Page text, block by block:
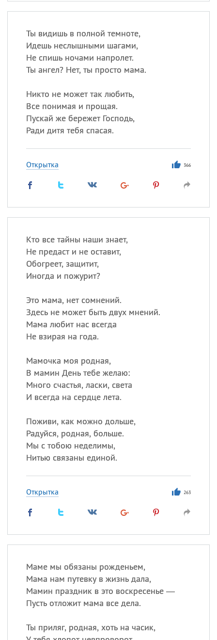
Ты видишь в полной темноте,
Идешь неслышными шагами,
Не спишь ночами напролет.
Ты ангел? Нет, ты просто мама.
Никто не может так любить,
Все понимая и прощая.
Пускай же бережет Господь,
Ради дитя тебя спасая.
Открытка 366
Кто все тайны наши знает,
Не предаст и не оставит,
Обогреет, защитит,
Иногда и пожурит?
Это мама, нет сомнений.
Здесь не может быть двух мнений.
Мама любит нас всегда
Не взирая на года.
Мамочка моя родная,
В мамин День тебе желаю:
Много счастья, ласки, света
И всегда на сердце лета.
Поживи, как можно дольше,
Радуйся, родная, больше.
Мы с тобою неделимы,
Нитью связаны единой.
Открытка 263
Маме мы обязаны рожденьем,
Мама нам путевку в жизнь дала,
Мамин праздник в это воскресенье —
Пусть отложит мама все дела.
Ты приляг, родная, хоть на часик,